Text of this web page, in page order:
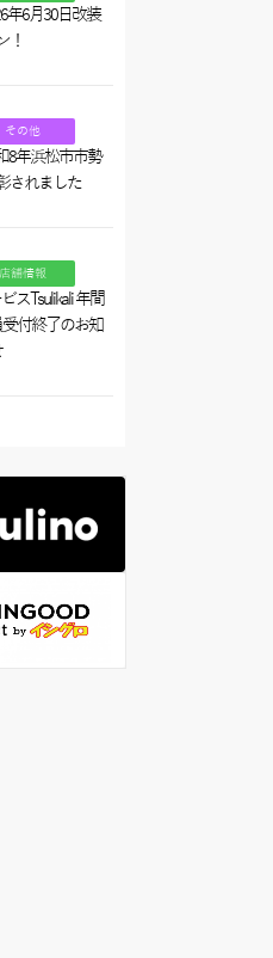
年6月30日改装
！
その他
8年浜松市市勢
されました
店舗情報
スTsulikali 年間
付終了のお知